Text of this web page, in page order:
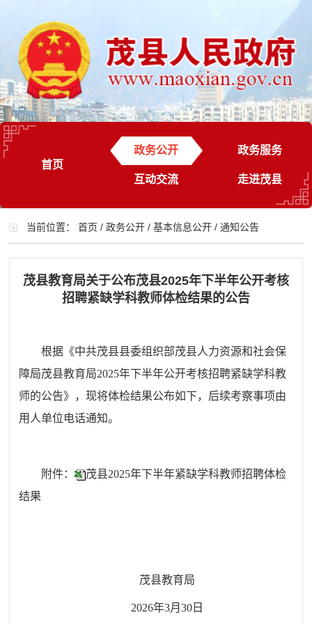
首页
政务公开 政务服务
互动交流 走进茂县
当前位置：首页 /政务公开 /基本信息公开 /通知公告
茂县教育局关于公布茂县2025年下半年公开考核
招聘紧缺学科教师体检结果的公告
根据《中共茂县县委组织部茂县人力资源和社会保
障局茂县教育局2025年下半年公开考核招聘紧缺学科教
师的公告》，现将体检结果公布如下，后续考察事项由
用人单位电话通知。
附件：
茂县2025年下半年紧缺学科教师招聘体检
结果
茂县教育局
2026年3月 30日